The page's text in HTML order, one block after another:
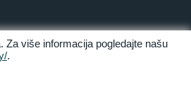
Za više informacija pogledajte našu
.